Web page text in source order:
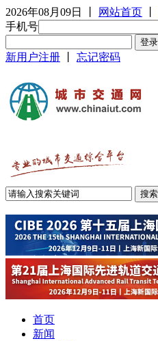
2026年08月09日 网站首页
手机号
新用户注册 忘记密码
首页
新闻